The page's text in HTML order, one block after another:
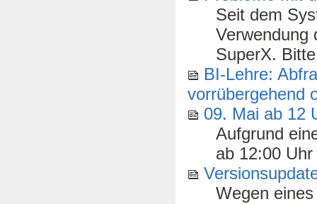
Seit dem
Verwendung
SuperX.
BI-Lehre:
vorrübergehend
09. Mai ab 12
Aufgrund
ab 12:00
Wegen